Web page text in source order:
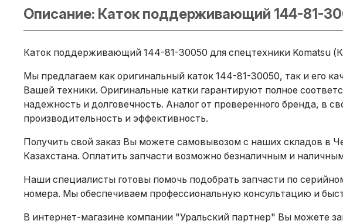
Описание: Каток поддерживающий 144-81-
Каток поддерживающий 144-81-30050 для спецтехники Komatsu
Мы предлагаем как оригинальный каток 144-81-30050, так и его
Вашей техники. Оригинальные катки гарантируют полное
надежность и долговечность. Аналог от проверенного бренда, в
производительность и эффективность.
Получить свой заказ Вы можете самовывозом с наших складов в
Казахстана. Оплатить запчасти возможно безналичным и
Наши специалисты готовы помочь подобрать запчасти по
номера. Мы обеспечиваем профессиональную консультацию и
В интернет-магазине компании "Уральский партнер" Вы можете